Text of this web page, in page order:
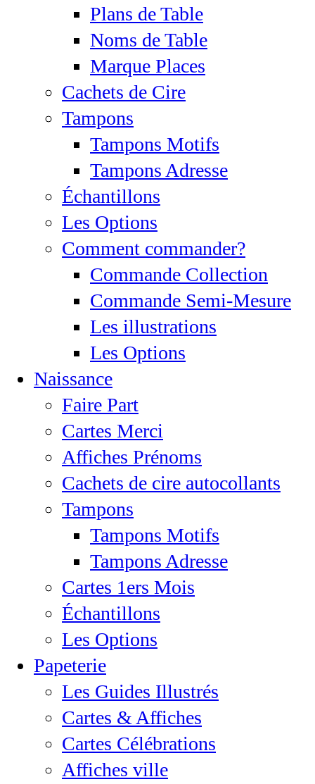
Plans de Table
Noms de Table
Marque Places
Cachets de Cire
Tampons
Tampons Motifs
Tampons Adresse
Échantillons
Les Options
Comment commander?
Commande Collection
Commande Semi-Mesure
Les illustrations
Les Options
Naissance
Faire Part
Cartes Merci
Affiches Prénoms
Cachets de cire autocollants
Tampons
Tampons Motifs
Tampons Adresse
Cartes 1ers Mois
Échantillons
Les Options
Papeterie
Les Guides Illustrés
Cartes & Affiches
Cartes Célébrations
Affiches ville